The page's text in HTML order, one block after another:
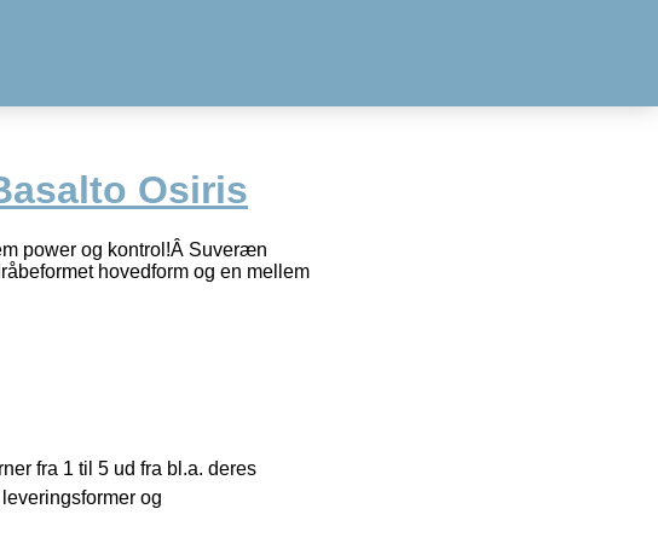
Osiris
power og kontrol!Â Suveræn
hovedform og en mellem
fra 1 til 5 ud fra bl.a. deres
og